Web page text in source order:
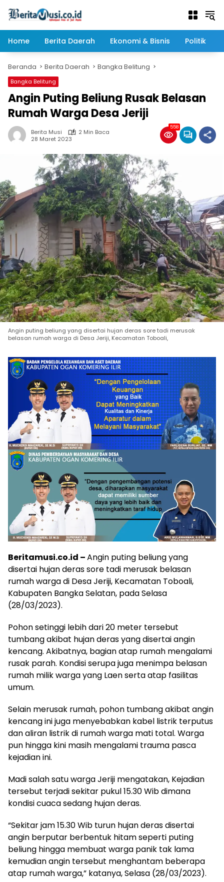
Home
Berita Daerah Ekonomi & Bisnis Politik
Beranda Berita Daerah Bangka Belitung
Bangka Belitung
Angin Puting Beliung Rusak Belasan
Rumah Warga Desa Jeriji
Berita Musi
2 Min Baca
28 Maret 2023
558
Angin puting beliung yang disertai hujan deras sore tadi merusak
belasan rumah warga di Desa Jeriji, Kecamatan Toboali,
Beritamusi.co.id –Angin puting beliung yang
disertai hujan deras sore tadi merusak belasan
rumah warga di Desa Jeriji, Kecamatan Toboali,
Kabupaten Bangka Selatan, pada Selasa
(28/03/2023).
Pohon setinggi lebih dari 20 meter tersebut
tumbang akibat hujan deras yang disertai angin
kencang. Akibatnya, bagian atap rumah mengalami
rusak parah. Kondisi serupa juga menimpa belasan
rumah milik warga yang Laen serta atap fasilitas
umum.
Selain merusak rumah, pohon tumbang akibat angin
kencang ini juga menyebabkan kabel listrik terputus
dan aliran listrik di rumah warga mati total. Warga
pun hingga kini masih mengalami trauma pasca
kejadian ini.
Madi salah satu warga Jeriji mengatakan, Kejadian
tersebut terjadi sekitar pukul 15.30 Wib dimana
kondisi cuaca sedang hujan deras.
“Sekitar jam 15.30 Wib turun hujan deras disertai
angin berputar berbentuk hitam seperti puting
beliung hingga membuat warga panik tak lama
kemudian angin tersebut menghantam beberapa
atap rumah warga,” katanya, Selasa (28/03/2023).